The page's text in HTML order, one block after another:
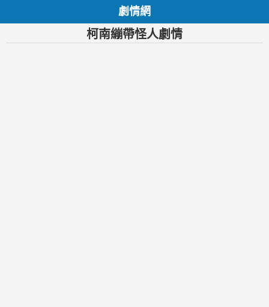
劇情網
柯南繃帶怪人劇情